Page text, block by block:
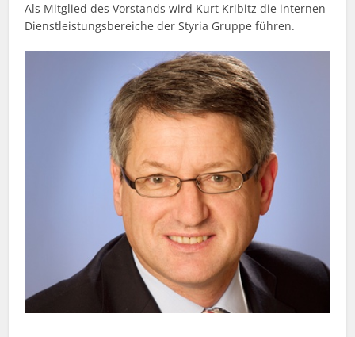
Als Mitglied des Vorstands wird Kurt Kribitz die internen
Dienstleistungsbereiche der Styria Gruppe führen.